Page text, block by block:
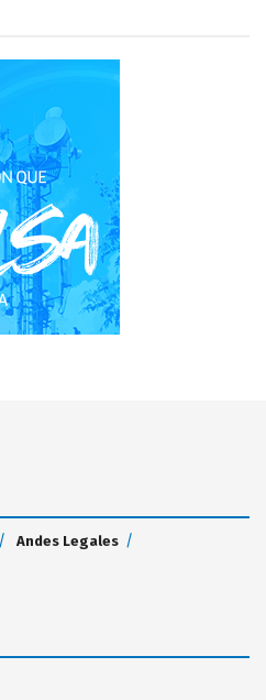
Andes Legales